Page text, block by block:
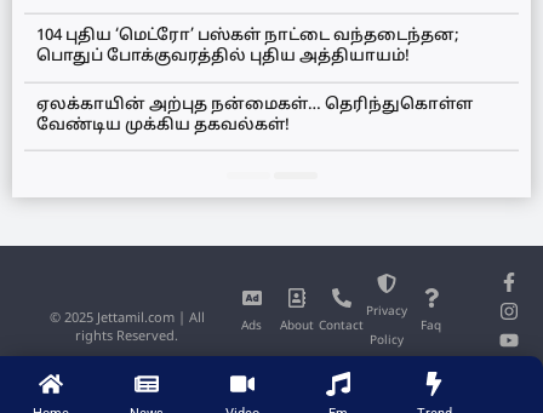
104 புதிய ‘மெட்ரோ’ பஸ்கள் நாட்டை வந்தடைந்தன;
பொதுப் போக்குவரத்தில் புதிய அத்தியாயம்!
ஏலக்காயின் அற்புத நன்மைகள்… தெரிந்துகொள்ள
வேண்டிய முக்கிய தகவல்கள்!
Ads About Contact
Privacy
Policy
Faq
© 2025 Jettamil.com | All
rights Reserved.